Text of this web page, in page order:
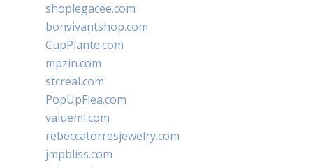
shoplegacee.com
bonvivantshop.com
CupPlante.com
mpzin.com
stcreal.com
PopUpFlea.com
valueml.com
rebeccatorresjewelry.com
jmpbliss.com